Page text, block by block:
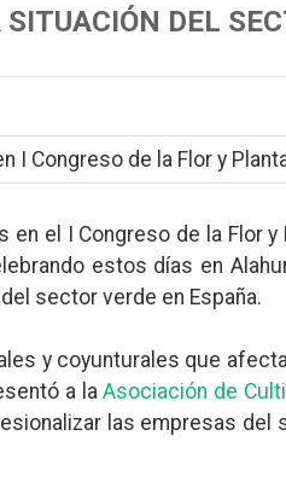
DEL
el I Congreso de la Flor y
estos días en
sector verde en España.
y coyunturales que
a laAsociación de
las empresas